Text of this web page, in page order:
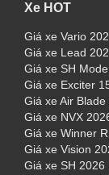
Xe HOT
Giá xe Vario
Giá xe Lead
Giá xe SH
Giá xe Exciter
Giá xe Air Blade
Giá xe NVX
Giá xe Winner
Giá xe Vision
Giá xe SH 2026